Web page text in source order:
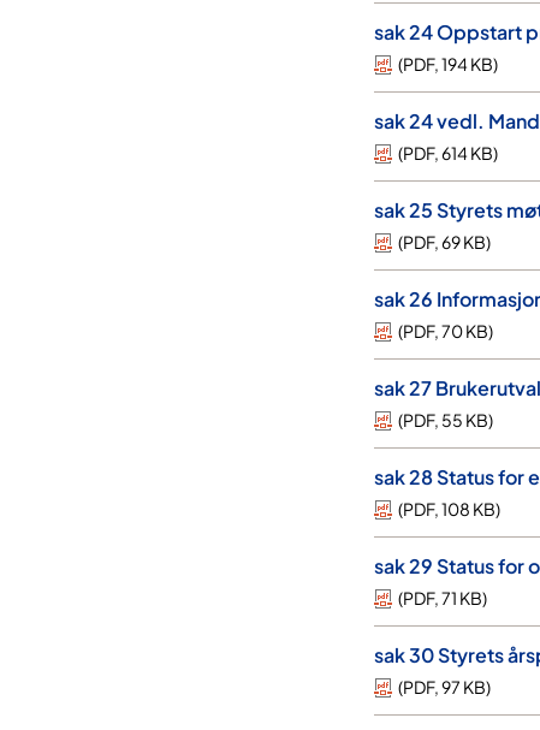
sak 24 Oppstart
(PDF,194 KB)
sak 24 vedl.
(PDF,614 KB)
sak 25 Styrets
(PDF,69 KB)
sak 26
(PDF,70 KB)
sak 27
(PDF, 55 KB)
sak 28 Status for
(PDF,108 KB)
sak 29 Status for
(PDF,71 KB)
sak 30 Styrets
(PDF,97 KB)